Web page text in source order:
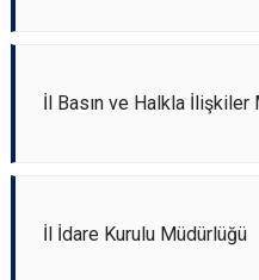
İl Basın ve Halkla İlişkiler
İl İdare Kurulu Müdürlüğü